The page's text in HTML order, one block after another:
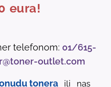
eura!
telefonom: 01/615-
outlet.com
tonera ili nas